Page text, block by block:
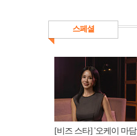
스페셜
[비즈 스타] '오케이 마담